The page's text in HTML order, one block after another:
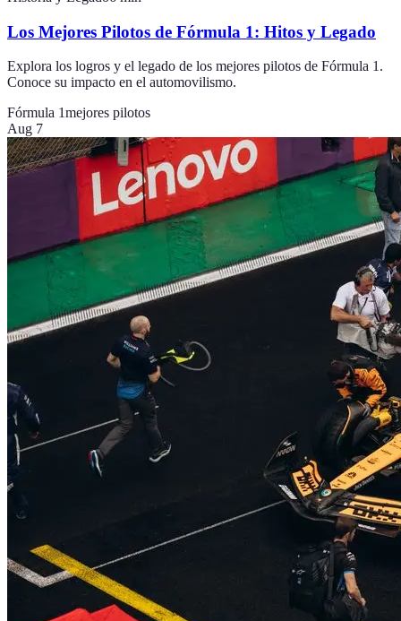
Los Mejores Pilotos de Fórmula 1: Hitos y Legado
Explora los logros y el legado de los mejores pilotos de Fórmula 1.
Conoce su impacto en el automovilismo.
Fórmula 1mejores pilotos
Aug 7